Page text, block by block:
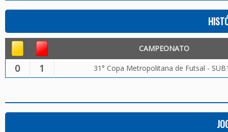
CAMPEONATO
0 1 31° Copa Metropolitana de Futsal -